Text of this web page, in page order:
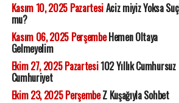
Kasım 10, 2025 PazartesiAciz miyiz Yoksa
mu?
Kasım 06, 2025 PerşembeHemen Oltaya
Gelmeyelim
Ekim 27, 2025 Pazartesi102 Yıllık Cumhursuz
Cumhuriyet
Ekim 23, 2025 PerşembeZ Kuşağıyla Sohbet